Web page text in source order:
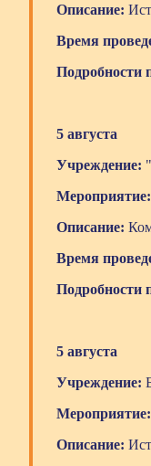
Описание:
Время
Подробности
5 августа
Учреждение:
Мероприятие:
Описание:
Время
Подробности
5 августа
Учреждение:
Мероприятие:
Описание: